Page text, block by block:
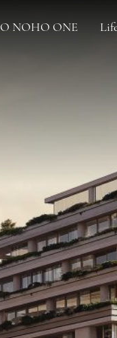
O NOHO ONE